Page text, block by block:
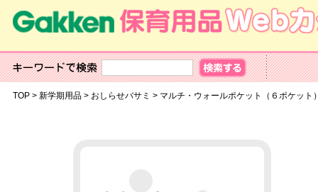
TOP> 新学期用品> おしらせバサミ > マルチ・ウォールポケット（６ポケット